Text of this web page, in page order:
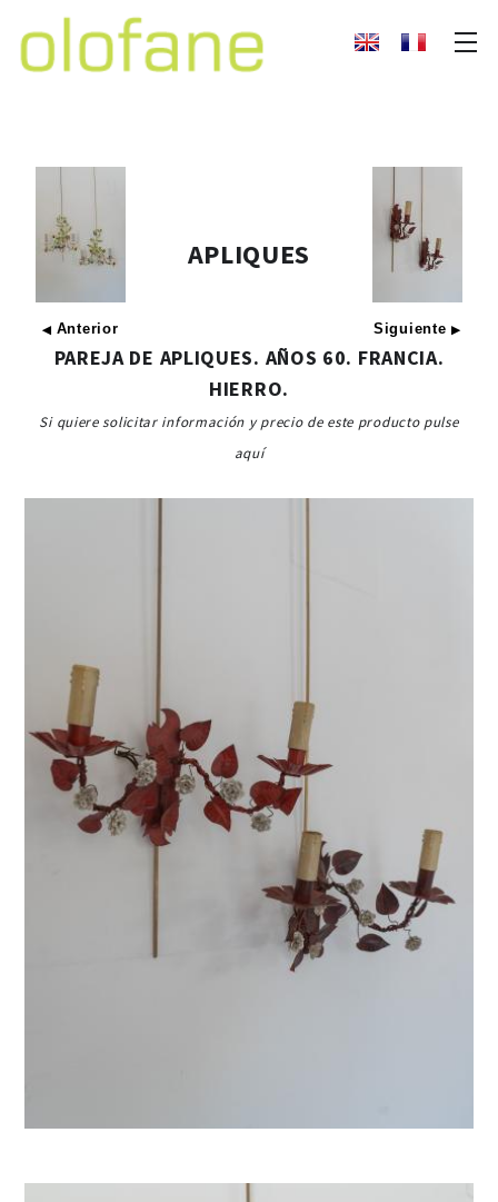
◀ Anterior
APLIQUES
Siguiente▶
PAREJA DE APLIQUES. AÑOS 60. FRANCIA.
HIERRO.
Si quiere solicitar información y precio de este producto pulse
aquí